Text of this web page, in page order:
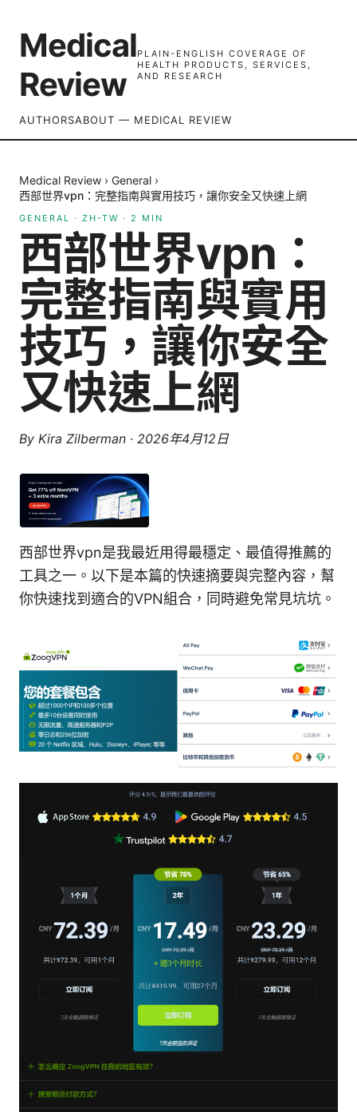
Medical
Review
PLAIN-ENGLISH COVERAGE OF
HEALTH PRODUCTS, SERVICES,
AND RESEARCH
AUTHORSABOUT — MEDICAL REVIEW
Medical Review › General ›
西部世界vpn：完整指南與實用技巧，讓你安全又快速上網
GENERAL · ZH-TW · 2 MIN
西部世界vpn：
完整指南與實用
技巧，讓你安全
又快速上網
By Kira Zilberman · 2026年4月12日
西部世界vpn是我最近用得最穩定、最值得推薦的
工具之一。以下是本篇的快速摘要與完整內容，幫
你快速找到適合的VPN組合，同時避免常見坑坑。